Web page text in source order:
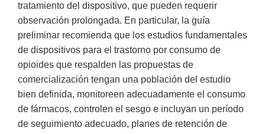
tratamiento del dispositivo, que pueden requerir
observación prolongada. En particular, la guía
preliminar recomienda que los estudios fundamentales
de dispositivos para el trastorno por consumo de
opioides que respalden las propuestas de
comercialización tengan una población del estudio
bien definida, monitoreen adecuadamente el consumo
de fármacos, controlen el sesgo e incluyan un período
de seguimiento adecuado, planes de retención de